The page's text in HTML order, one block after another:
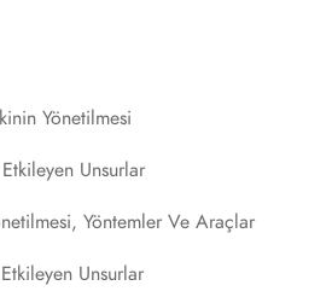
Yönetilmesi
Unsurlar
Yöntemler Ve Araçlar
Unsurlar